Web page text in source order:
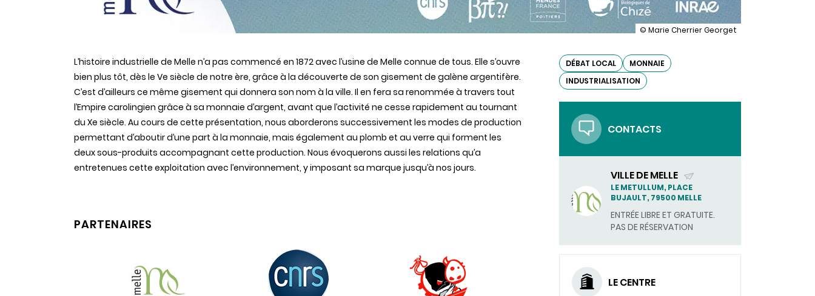
illustration
de
Melle
la
production
Melle
© Marie Cherrier Georget
L’histoire industrielle de Melle n’a pas commencé en 1872 avec l’usine de Melle connue de tous. Elle s’ouvre
bien plus tôt, dès le Ve siècle de notre ère, grâce à la découverte de son gisement de galène argentifère.
C’est d’ailleurs ce même gisement qui donnera son nom à la ville. Il en fera sa renommée à travers tout
l’Empire carolingien grâce à sa monnaie d’argent, avant que l’activité ne cesse rapidement au tournant
du Xe siècle. Au cours de cette présentation, nous aborderons successivement les modes de production
permettant d’aboutir d’une part à la monnaie, mais également au plomb et au verre qui forment les
deux sous-produits accompagnant cette production. Nous évoquerons aussi les relations qu’a
entretenues cette exploitation avec l’environnement, y imposant sa marque jusqu’à nos jours.
PARTENAIRES
DÉBAT LOCAL
MONNAIE
INDUSTRIALISATION
CONTACTS
VILLE DE MELLE
(ENVOYER
UN
COURRIEL)
LE METULLUM, PLACE
BUJAULT, 79500 MELLE
ENTRÉE LIBRE ET GRATUITE.
PAS DE RÉSERVATION
LE CENTRE